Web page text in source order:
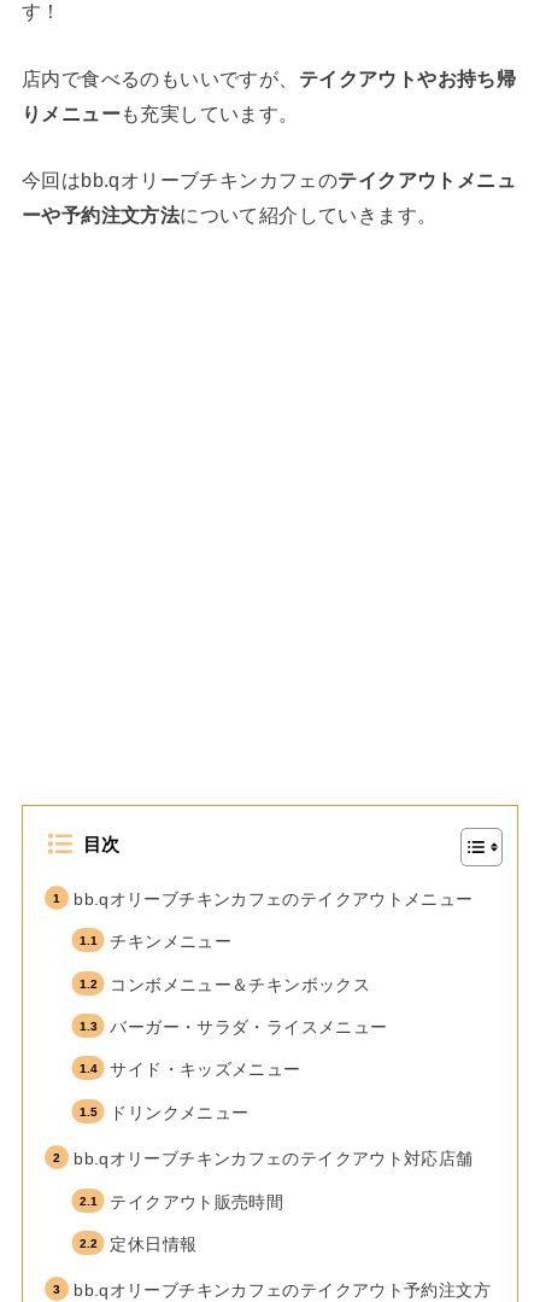
す！
店内で食べるのもいいですが、 テイクアウトやお持ち帰
りメニューも充実しています。
今回はbb.qオリーブチキンカフェのテイクアウトメニュ
ーや予約注文方法について紹介していきます。
目次
bb.qオリーブチキンカフェのテイクアウトメニュー
チキンメニュー
コンボメニュー＆チキンボックス
バーガー・サラダ・ライスメニュー
サイド・キッズメニュー
ドリンクメニュー
bb.qオリーブチキンカフェのテイクアウト対応店舗
テイクアウト販売時間
定休日情報
bb.qオリーブチキンカフェのテイクアウト予約注文方